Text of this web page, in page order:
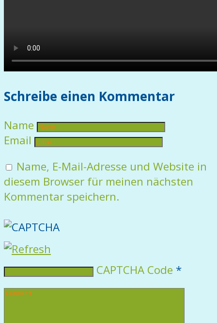
Schreibe einen Kommentar
Name
Email
Name, E-Mail-Adresse und Website in
diesem Browser für meinen nächsten
Kommentar speichern.
CAPTCHA Code *